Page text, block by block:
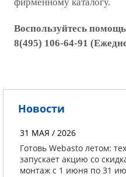
Воспользуйтесь
8(495) 106-64-91
Новости
31 МАЯ / 2026
Готовь Webasto летом:
запускает акцию со
монтаж с 1 июня по 31